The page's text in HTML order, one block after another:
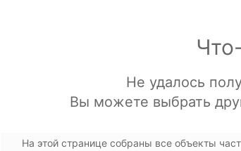
На этой странице собраны все объекты